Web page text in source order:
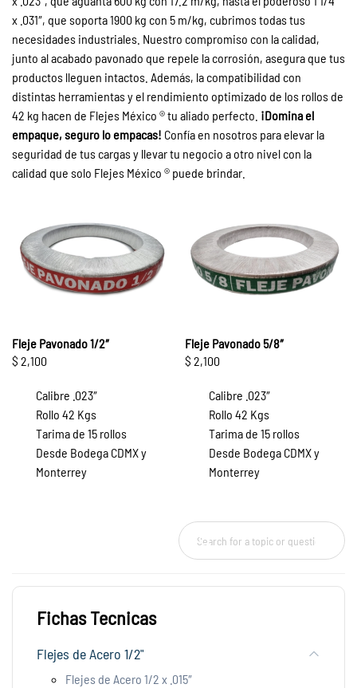
x .031″, que soporta 1900 kg con 5 m/kg, cubrimos todas tus
necesidades industriales. Nuestro compromiso con la calidad,
junto al acabado pavonado que repele la corrosión, asegura que tus
productos lleguen intactos. Además, la compatibilidad con
distintas herramientas y el rendimiento optimizado de los rollos de
42 kg hacen de Flejes México ® tu aliado perfecto. ¡Domina el
empaque, seguro lo empacas! Confía en nosotros para elevar la
seguridad de tus cargas y llevar tu negocio a otro nivel con la
calidad que solo Flejes México ® puede brindar.
Fleje Pavonado 1/2″
$ 2,100
Calibre .023″
Rollo 42 Kgs
Tarima de 15 rollos
Desde Bodega CDMX y
Monterrey
Fleje Pavonado 5/8″
$ 2,100
Calibre .023″
Rollo 42 Kgs
Tarima de 15 rollos
Desde Bodega CDMX y
Monterrey
Fichas Tecnicas
Flejes de Acero 1/2"
Flejes de Acero 1/2 x .015″